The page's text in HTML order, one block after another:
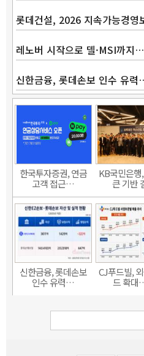
롯데건설, 2026 지속가능경
레노버 시작으로 델·MSI까
신한금융, 롯데손보 인수 유
한국투자증권, 연금
고객 접근…
KB국민은행
큰 기반
신한금융, 롯데손보
인수 유력…
CJ푸드빌,
드 확